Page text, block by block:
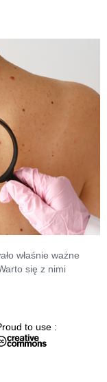
właśnie ważne
się z nimi
to use :